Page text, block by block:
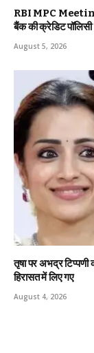
RBI MPC Meeting:
बैंक की क्रेडिट
August 5, 2026
तृषा पर अभद्र टिप्पणी
हिरासत में लिए गए
August 4, 2026